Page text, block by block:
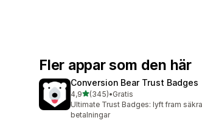
Fler appar som den här
Conversion Bear Trust Badges
4,9av 5 stjärnor
(345)
345 recensioner totalt
•Gratis
Ultimate Trust Badges: lyft fram
betalningar